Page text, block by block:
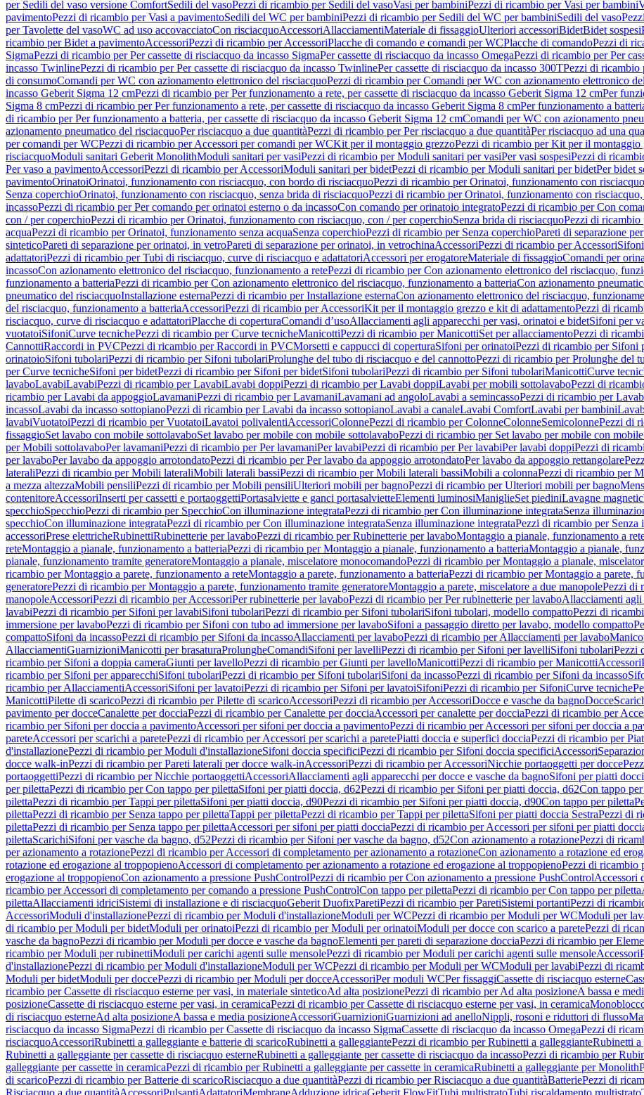
per Sedili del vaso versione ComfortSedili del vasoPezzi di ricambio per Sedili del vasoVasi per bambiniPezzi di ricambio per Vasi per bambini
pavimentoPezzi di ricambio per Vasi a pavimentoSedili del WC per bambiniPezzi di ricambio per Sedili del WC per bambiniSedili del vaso
per Tavolette del vasoWC ad uso accovacciatoCon risciacquoAccessoriAllacciamentiMateriale di fissaggioUlteriori accessoriBidetBidet sospesi
ricambio per Bidet a pavimentoAccessoriPezzi di ricambio per AccessoriPlacche di comando e comandi per WCPlacche di comandoPezzi di
SigmaPezzi di ricambio per Per cassette di risciacquo da incasso SigmaPer cassette di risciacquo da incasso OmegaPezzi di ricambio per Per
incasso TwinlinePezzi di ricambio per Per cassette di risciacquo da incasso TwinlinePer cassette di risciacquo da incasso 300TPezzi di ricambio
di consumoComandi per WC con azionamento elettronico del risciacquoPezzi di ricambio per Comandi per WC con azionamento elettronico
incasso Geberit Sigma 12 cmPezzi di ricambio per Per funzionamento a rete, per cassette di risciacquo da incasso Geberit Sigma 12 cmPer
Sigma 8 cmPezzi di ricambio per Per funzionamento a rete, per cassette di risciacquo da incasso Geberit Sigma 8 cmPer funzionamento a
di ricambio per Per funzionamento a batteria, per cassette di risciacquo da incasso Geberit Sigma 12 cmComandi per WC con azionamento
azionamento pneumatico del risciacquoPer risciacquo a due quantitàPezzi di ricambio per Per risciacquo a due quantitàPer risciacquo ad una
per comandi per WCPezzi di ricambio per Accessori per comandi per WCKit per il montaggio grezzoPezzi di ricambio per Kit per il montaggio
risciacquoModuli sanitari Geberit MonolithModuli sanitari per vasiPezzi di ricambio per Moduli sanitari per vasiPer vasi sospesiPezzi di
Per vaso a pavimentoAccessoriPezzi di ricambio per AccessoriModuli sanitari per bidetPezzi di ricambio per Moduli sanitari per bidetPer bidet
pavimentoOrinatoiOrinatoi, funzionamento con risciacquo, con bordo di risciacquoPezzi di ricambio per Orinatoi, funzionamento con
Senza coperchioOrinatoi, funzionamento con risciacquo, senza brida di risciacquoPezzi di ricambio per Orinatoi, funzionamento con
incassoPezzi di ricambio per Per comando per orinatoi esterno o da incassoCon comando per orinatoio integratoPezzi di ricambio per Con
con / per coperchioPezzi di ricambio per Orinatoi, funzionamento con risciacquo, con / per coperchioSenza brida di risciacquoPezzi di ricambio
acquaPezzi di ricambio per Orinatoi, funzionamento senza acquaSenza coperchioPezzi di ricambio per Senza coperchioPareti di separazione
sinteticoPareti di separazione per orinatoi, in vetroPareti di separazione per orinatoi, in vetrochinaAccessoriPezzi di ricambio per Accessori
adattatoriPezzi di ricambio per Tubi di risciacquo, curve di risciacquo e adattatoriAccessori per erogatoreMateriale di fissaggioComandi per
incassoCon azionamento elettronico del risciacquo, funzionamento a retePezzi di ricambio per Con azionamento elettronico del risciacquo,
funzionamento a batteriaPezzi di ricambio per Con azionamento elettronico del risciacquo, funzionamento a batteriaCon azionamento
pneumatico del risciacquoInstallazione esternaPezzi di ricambio per Installazione esternaCon azionamento elettronico del risciacquo,
del risciacquo, funzionamento a batteriaAccessoriPezzi di ricambio per AccessoriKit per il montaggio grezzo e kit di adattamentoPezzi di
risciacquo, curve di risciacquo e adattatoriPlacche di coperturaComandi d’usoAllacciamenti agli apparecchi per vasi, orinatoi e bidetSifoni per
vuotatoiSifoniCurve tecnichePezzi di ricambio per Curve tecnicheManicottiPezzi di ricambio per ManicottiSet per allacciamentoPezzi di
CannottiRaccordi in PVCPezzi di ricambio per Raccordi in PVCMorsetti e cappucci di coperturaSifoni per orinatoiPezzi di ricambio per Sifoni
orinatoioSifoni tubolariPezzi di ricambio per Sifoni tubolariProlunghe del tubo di risciacquo e del cannottoPezzi di ricambio per Prolunghe del
per Curve tecnicheSifoni per bidetPezzi di ricambio per Sifoni per bidetSifoni tubolariPezzi di ricambio per Sifoni tubolariManicottiCurve
lavaboLavabiLavabiPezzi di ricambio per LavabiLavabi doppiPezzi di ricambio per Lavabi doppiLavabi per mobili sottolavaboPezzi di
ricambio per Lavabi da appoggioLavamaniPezzi di ricambio per LavamaniLavamani ad angoloLavabi a semincassoPezzi di ricambio per
incassoLavabi da incasso sottopianoPezzi di ricambio per Lavabi da incasso sottopianoLavabi a canaleLavabi ComfortLavabi per bambini
lavabiVuotatoiPezzi di ricambio per VuotatoiLavatoi polivalentiAccessoriColonnePezzi di ricambio per ColonneColonneSemicolonnePezzi di
fissaggioSet lavabo con mobile sottolavaboSet lavabo per mobile con mobile sottolavaboPezzi di ricambio per Set lavabo per mobile con
per Mobili sottolavaboPer lavamaniPezzi di ricambio per Per lavamaniPer lavabiPezzi di ricambio per Per lavabiPer lavabi doppiPezzi di
per lavaboPer lavabo da appoggio arrotondatoPezzi di ricambio per Per lavabo da appoggio arrotondatoPer lavabo da appoggio rettangolare
lateraliPezzi di ricambio per Mobili lateraliMobili laterali bassiPezzi di ricambio per Mobili laterali bassiMobili a colonnaPezzi di ricambio per
a mezza altezzaMobili pensiliPezzi di ricambio per Mobili pensiliUlteriori mobili per bagnoPezzi di ricambio per Ulteriori mobili per bagno
contenitoreAccessoriInserti per cassetti e portaoggettiPortasalviette e ganci portasalvietteElementi luminosiManiglieSet piediniLavagne
specchioSpecchioPezzi di ricambio per SpecchioCon illuminazione integrataPezzi di ricambio per Con illuminazione integrataSenza
specchioCon illuminazione integrataPezzi di ricambio per Con illuminazione integrataSenza illuminazione integrataPezzi di ricambio per Senza
accessoriPrese elettricheRubinettiRubinetterie per lavaboPezzi di ricambio per Rubinetterie per lavaboMontaggio a pianale, funzionamento a
reteMontaggio a pianale, funzionamento a batteriaPezzi di ricambio per Montaggio a pianale, funzionamento a batteriaMontaggio a pianale,
pianale, funzionamento tramite generatoreMontaggio a pianale, miscelatore monocomandoPezzi di ricambio per Montaggio a pianale,
ricambio per Montaggio a parete, funzionamento a reteMontaggio a parete, funzionamento a batteriaPezzi di ricambio per Montaggio a parete,
generatorePezzi di ricambio per Montaggio a parete, funzionamento tramite generatoreMontaggio a parete, miscelatore a due manopolePezzi di
manopoleAccessoriPezzi di ricambio per AccessoriPer rubinetterie per lavaboPezzi di ricambio per Per rubinetterie per lavaboAllacciamenti agli
lavabiPezzi di ricambio per Sifoni per lavabiSifoni tubolariPezzi di ricambio per Sifoni tubolariSifoni tubolari, modello compattoPezzi di
immersione per lavaboPezzi di ricambio per Sifoni con tubo ad immersione per lavaboSifoni a passaggio diretto per lavabo, modello compatto
compattoSifoni da incassoPezzi di ricambio per Sifoni da incassoAllacciamenti per lavaboPezzi di ricambio per Allacciamenti per lavabo
AllacciamentiGuarnizioniManicotti per brasaturaProlungheComandiSifoni per lavelliPezzi di ricambio per Sifoni per lavelliSifoni tubolariPezzi
ricambio per Sifoni a doppia cameraGiunti per lavelloPezzi di ricambio per Giunti per lavelloManicottiPezzi di ricambio per ManicottiAccessori
ricambio per Sifoni per apparecchiSifoni tubolariPezzi di ricambio per Sifoni tubolariSifoni da incassoPezzi di ricambio per Sifoni da incasso
ricambio per AllacciamentiAccessoriSifoni per lavatoiPezzi di ricambio per Sifoni per lavatoiSifoniPezzi di ricambio per SifoniCurve tecniche
ManicottiPilette di scaricoPezzi di ricambio per Pilette di scaricoAccessoriPezzi di ricambio per AccessoriDocce e vasche da bagnoDocce
pavimento per docceCanalette per docciaPezzi di ricambio per Canalette per docciaAccessori per canalette per docciaPezzi di ricambio per
ricambio per Sifoni per doccia a pavimentoAccessori per sifoni per doccia a pavimentoPezzi di ricambio per Accessori per sifoni per doccia a
pareteAccessori per scarichi a paretePezzi di ricambio per Accessori per scarichi a paretePiatti doccia e superfici docciaPezzi di ricambio per
d'installazionePezzi di ricambio per Moduli d'installazioneSifoni doccia specificiPezzi di ricambio per Sifoni doccia specificiAccessori
docce walk-inPezzi di ricambio per Pareti laterali per docce walk-inAccessoriPezzi di ricambio per AccessoriNicchie portaoggetti per docce
portaoggettiPezzi di ricambio per Nicchie portaoggettiAccessoriAllacciamenti agli apparecchi per docce e vasche da bagnoSifoni per piatti
per pilettaPezzi di ricambio per Con tappo per pilettaSifoni per piatti doccia, d62Pezzi di ricambio per Sifoni per piatti doccia, d62Con tappo
pilettaPezzi di ricambio per Tappi per pilettaSifoni per piatti doccia, d90Pezzi di ricambio per Sifoni per piatti doccia, d90Con tappo per piletta
pilettaPezzi di ricambio per Senza tappo per pilettaTappi per pilettaPezzi di ricambio per Tappi per pilettaSifoni per piatti doccia SestraPezzi di
pilettaPezzi di ricambio per Senza tappo per pilettaAccessori per sifoni per piatti docciaPezzi di ricambio per Accessori per sifoni per piatti
pilettaScarichiSifoni per vasche da bagno, d52Pezzi di ricambio per Sifoni per vasche da bagno, d52Con azionamento a rotazionePezzi di
per azionamento a rotazionePezzi di ricambio per Accessori di completamento per azionamento a rotazioneCon azionamento a rotazione ed
rotazione ed erogazione al troppopienoAccessori di completamento per azionamento a rotazione ed erogazione al troppopienoPezzi di ricambio
erogazione al troppopienoCon azionamento a pressione PushControlPezzi di ricambio per Con azionamento a pressione PushControlAccessori
ricambio per Accessori di completamento per comando a pressione PushControlCon tappo per pilettaPezzi di ricambio per Con tappo per piletta
pilettaAllacciamenti idriciSistemi di installazione e di risciacquoGeberit DuofixParetiPezzi di ricambio per ParetiSistemi portantiPezzi di
AccessoriModuli d'installazionePezzi di ricambio per Moduli d'installazioneModuli per WCPezzi di ricambio per Moduli per WCModuli per
di ricambio per Moduli per bidetModuli per orinatoiPezzi di ricambio per Moduli per orinatoiModuli per docce con scarico a paretePezzi di
vasche da bagnoPezzi di ricambio per Moduli per docce e vasche da bagnoElementi per pareti di separazione docciaPezzi di ricambio per
ricambio per Moduli per rubinettiModuli per carichi agenti sulle mensolePezzi di ricambio per Moduli per carichi agenti sulle mensoleAccessori
d'installazionePezzi di ricambio per Moduli d'installazioneModuli per WCPezzi di ricambio per Moduli per WCModuli per lavabiPezzi di
Moduli per bidetModuli per doccePezzi di ricambio per Moduli per docceAccessoriPer moduli WCPer fissaggiCassette di risciacquo esterne
ricambio per Cassette di risciacquo esterne per vasi, in materiale sinteticoAd alta posizionePezzi di ricambio per Ad alta posizioneA bassa e
posizioneCassette di risciacquo esterne per vasi, in ceramicaPezzi di ricambio per Cassette di risciacquo esterne per vasi, in ceramica
di risciacquo esterneAd alta posizioneA bassa e media posizioneAccessoriGuarnizioniGuarnizioni ad anelloNippli, rosoni e riduttori di flusso
risciacquo da incasso SigmaPezzi di ricambio per Cassette di risciacquo da incasso SigmaCassette di risciacquo da incasso OmegaPezzi di
risciacquoAccessoriRubinetti a galleggiante e batterie di scaricoRubinetti a galleggiantePezzi di ricambio per Rubinetti a galleggianteRubinetti a
Rubinetti a galleggiante per cassette di risciacquo esterneRubinetti a galleggiante per cassette di risciacquo da incassoPezzi di ricambio per
galleggiante per cassette in ceramicaPezzi di ricambio per Rubinetti a galleggiante per cassette in ceramicaRubinetti a galleggiante per Monolith
di scaricoPezzi di ricambio per Batterie di scaricoRisciacquo a due quantitàPezzi di ricambio per Risciacquo a due quantitàBatteriePezzi di
Risciacquo a due quantitàAccessoriPulsantiAdattatoriMembraneAdduzione idricaGeberit FlowFitTubi multistratoTubi riscaldamento multistrato